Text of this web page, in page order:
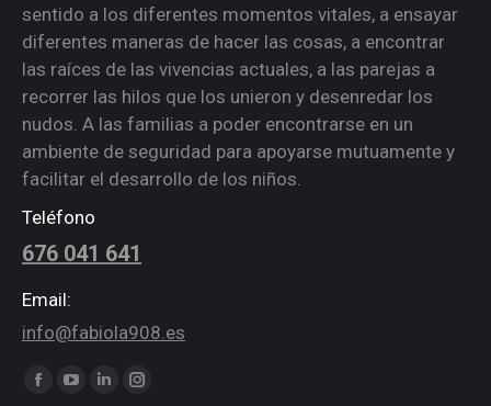
sentido a los diferentes momentos vitales, a ensayar
diferentes maneras de hacer las cosas, a encontrar
las raíces de las vivencias actuales, a las parejas a
recorrer las hilos que los unieron y desenredar los
nudos. A las familias a poder encontrarse en un
ambiente de seguridad para apoyarse mutuamente y
facilitar el desarrollo de los niños.
Teléfono
676 041 641
Email:
info@fabiola908.es
Encuéntranos en:
FacebookYouTube
LinkedinInstagram